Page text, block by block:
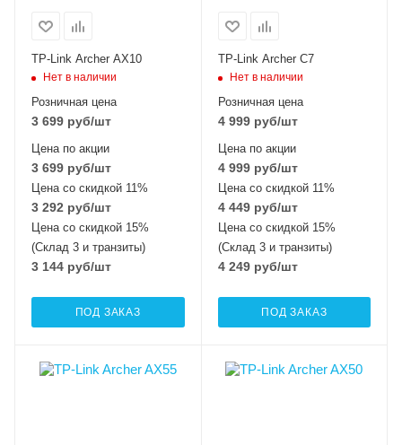
TP-Link Archer AX10
Нет в наличии
Розничная цена
3 699 руб/шт
Цена по акции
3 699 руб/шт
Цена со скидкой 11%
3 292 руб/шт
Цена со скидкой 15%
(Склад 3 и транзиты)
3 144 руб/шт
ПОД ЗАКАЗ
TP-Link Archer C7
Нет в наличии
Розничная цена
4 999руб/шт
Цена по акции
4 999руб/шт
Цена со скидкой 11%
4 449руб/шт
Цена со скидкой 15%
(Склад 3 и транзиты)
4 249руб/шт
ПОД ЗАКАЗ